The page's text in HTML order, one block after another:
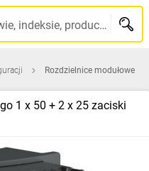
Szukaj po nazwie, indeksie, producencie, kodzie kreskowym...
Rozdzielnice modułowe
1 x 50 + 2 x 25 zaciski